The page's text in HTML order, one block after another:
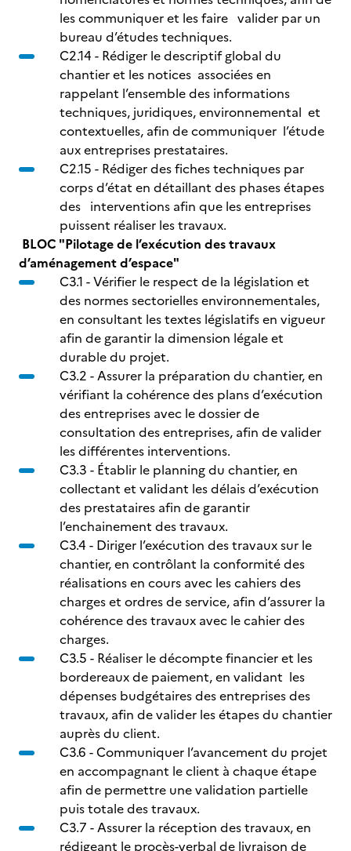
les communiquer et les faire valider par un
bureau d’études techniques.
C2.14 - Rédiger le descriptif global du
chantier et les notices associées en
rappelant l’ensemble des informations
techniques, juridiques, environnemental et
contextuelles, afin de communiquer l’étude
aux entreprises prestataires.
C2.15 - Rédiger des fiches techniques par
corps d’état en détaillant des phases étapes
des interventions afin que les entreprises
puissent réaliser les travaux.
BLOC "Pilotage de l’exécution des travaux
d’aménagement d’espace"
C3.1 - Vérifier le respect de la législation et
des normes sectorielles environnementales,
en consultant les textes législatifs en vigueur
afin de garantir la dimension légale et
durable du projet.
C3.2 - Assurer la préparation du chantier, en
vérifiant la cohérence des plans d’exécution
des entreprises avec le dossier de
consultation des entreprises, afin de valider
les différentes interventions.
C3.3 - Établir le planning du chantier, en
collectant et validant les délais d’exécution
des prestataires afin de garantir
l’enchainement des travaux.
C3.4 - Diriger l’exécution des travaux sur le
chantier, en contrôlant la conformité des
réalisations en cours avec les cahiers des
charges et ordres de service, afin d’assurer la
cohérence des travaux avec le cahier des
charges.
C3.5 - Réaliser le décompte financier et les
bordereaux de paiement, en validant les
dépenses budgétaires des entreprises des
travaux, afin de valider les étapes du chantier
auprès du client.
C3.6 - Communiquer l’avancement du projet
en accompagnant le client à chaque étape
afin de permettre une validation partielle
puis totale des travaux.
C3.7 - Assurer la réception des travaux, en
rédigeant le procès-verbal de livraison de